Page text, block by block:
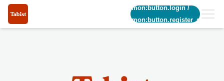
common:button.login/
common:button.register_short